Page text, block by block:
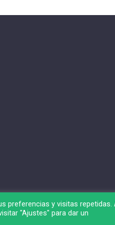
preferencias y visitas repetidas.
"Ajustes" para dar un